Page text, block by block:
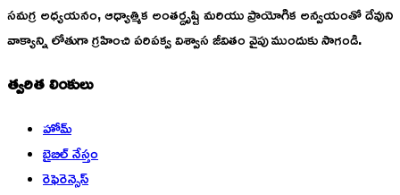
సమగ్ర అధ్యయనం, ఆధ్యాత్మిక అంతర్దృష్టి మరియు ప్రాయోగిక అన్వయంతో దేవుని
వాక్యాన్ని లోతుగా గ్రహించి పరిపక్వ విశ్వాస జీవితం వైపు ముందుకు సాగండి.
త్వరిత లింకులు
హోమ్
బైబిల్ నేస్తం
రెఫెరెన్సెస్